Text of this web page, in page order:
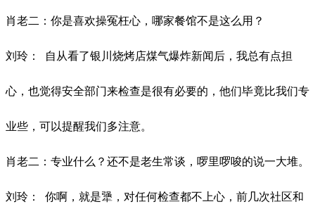
肖老二：你是喜欢操冤枉心，哪家餐馆不是这么用？
刘玲： 自从看了银川烧烤店煤气爆炸新闻后，我总有点担
心，也觉得安全部门来检查是很有必要的，他们毕竟比我们专
业些，可以提醒我们多注意。
肖老二：专业什么？还不是老生常谈，啰里啰唆的说一大堆。
刘玲： 你啊，就是犟，对任何检查都不上心，前几次社区和